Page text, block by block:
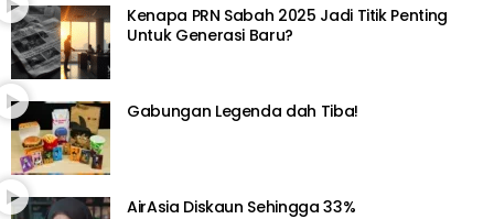
Kenapa PRN Sabah 2025 Jadi Titik Penting
Untuk Generasi Baru?
Gabungan Legenda dah Tiba!
AirAsia Diskaun Sehingga 33%